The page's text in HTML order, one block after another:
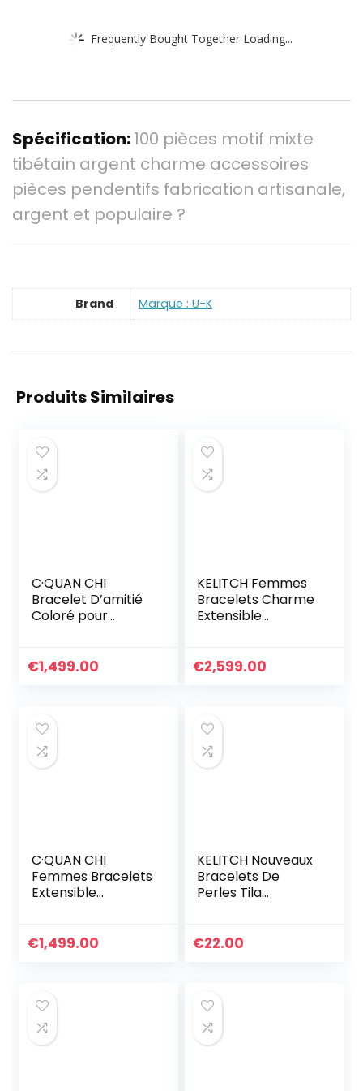
Frequently Bought Together Loading...
Spécification:100 pièces motif mixte
tibétain argent charme accessoires
pièces pendentifs fabrication artisanale,
argent et populaire ?
Brand Marque : U-K
Produits Similaires
C·QUAN CHI
Bracelet D’amitié
Coloré pour
Perles Tila
€1,499.00
KELITCH Femmes
Bracelets Charme
Extensible
Rang De Bonbons
€2,599.00
C·QUAN CHI
Femmes Bracelets
Extensible
Perles Miyuki Tila
€1,499.00
KELITCH Nouveaux
Bracelets De
Perles Tila
Brins Multi Couleur
€22.00